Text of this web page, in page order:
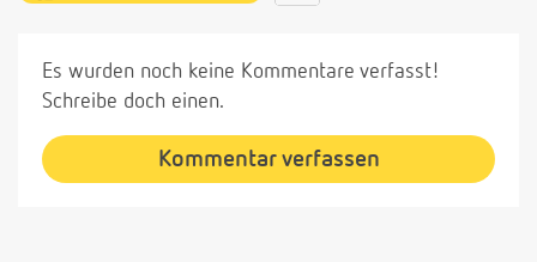
Es wurden noch keine Kommentare verfasst!
Schreibe doch einen.
Kommentar verfassen